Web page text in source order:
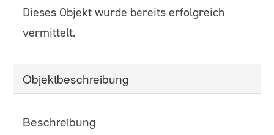
Dieses Objekt wurde bereits erfolgreich
vermittelt.
Objekt­beschreibung
Beschreibung